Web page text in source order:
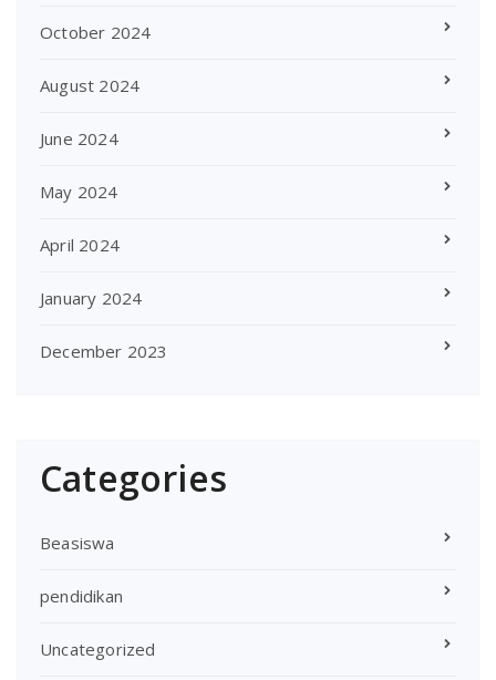
October 2024
August 2024
June 2024
May 2024
April 2024
January 2024
December 2023
Categories
Beasiswa
pendidikan
Uncategorized